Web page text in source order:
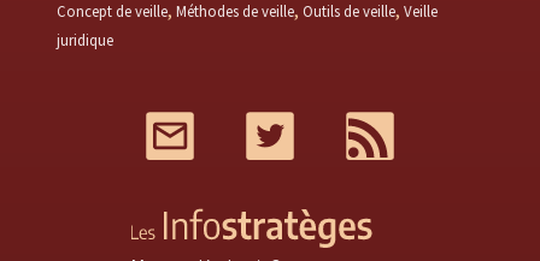
Concept de veille Méthodes de veille Outils de veille Veille
juridique
Twitter